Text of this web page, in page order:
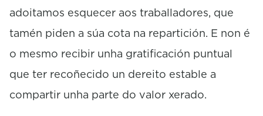
adoitamos esquecer aos traballadores, que
tamén piden a súa cota na repartición. E non é
o mesmo recibir unha gratificación puntual
que ter recoñecido un dereito estable a
compartir unha parte do valor xerado.